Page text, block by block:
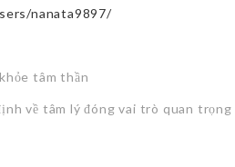
nanata9897/
tâm thần
về tâm lý đóng vai trò quan